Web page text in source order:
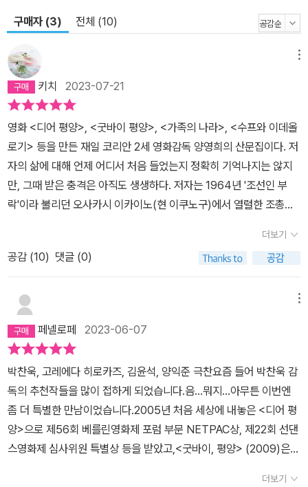
구매자 (3) 전체 (10)
키치 2023-07-21
영화 <디어 평양>, <굿바이 평양>, <가족의 나라>, <수프와 이데올
로기> 등을 만든 재일 코리안 2세 영화감독 양영희의 산문집이다. 저
자의 삶에 대해 언제 어디서 처음 들었는지 정확히 기억나지는 않지
만, 그때 받은 충격은 아직도 생생하다. 저자는 1964년 '조선인 부
락'이라 불리던 오사카시 이카이노(현 이쿠노구)에서 열렬한 조총련
들에게 온갖 귀여움을 받는 존재였다. 그런데 저자가 일곱 살 때, 오빠
들이 모두 북의 '귀국 사업'에 보내졌다. 갑자기 오빠들과 헤어진 것도
충격이었지만, 조총련계 재일코리안이라는 것만 제외하면 일본에 사
는 평범한 소년, 청년이었던 오빠들이 북으로 간 이후 점점 몸이 마르
련 활동가인 아버지와 제주 4.3 사건의 피해자인 어머니는 아들 셋을
빼앗기고도 북에 대한 지지를 철회할 수 없었다. 그렇게 누구를 원망
하고 싶어도 원망할 수 없어서 자기 자신을 원망하는 상태로 여생을
보냈다. 저자는 자신의 가족의 기구한 사연을 카메라로 기록했다. 처
음에는 어쩌다 드물게 북한을 방문하게 되면 오랜만에 보는 오빠들과
오빠들의 가족(특히 조카들)의 모습을 영상으로 남겨서 그들을 만나
지 못할 때 부모님과 함께 보려고 찍었다. 그러다 저자가 전문적으로
영화를 배우면서 그동안 찍은 영상들을 바탕으로 다큐멘터리 영화 몇
더보기
공감 (10) 댓글 (0)
페넬로페 2023-06-07
박찬욱, 고레에다 히로카즈, 김윤석, 양익준 극찬​요즘 들어 박찬욱 감
독의 추천작들을 많이 접하게 되었습니다.음...뭐지...아무튼 이번엔
좀 더 특별한 만남이었습니다.​2005년 처음 세상에 내놓은 <디어 평
양>으로 제56회 베를린영화제 포럼 부문 NETPAC상, 제22회 선댄
스영화제 심사위원 특별상 등을 받았고,<굿바이, 평양> (2009)은
더보기